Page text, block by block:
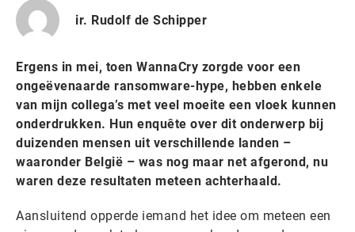
ir. Rudolf de Schipper
Ergens in mei, toen WannaCry zorgde voor een
ongeëvenaarde ransomware-hype, hebben enkele
van mijn collega’s met veel moeite een vloek kunnen
onderdrukken. Hun enquête over dit onderwerp bij
duizenden mensen uit verschillende landen –
waaronder België – was nog maar net afgerond, nu
waren deze resultaten meteen achterhaald.
Aansluitend opperde iemand het idee om meteen een